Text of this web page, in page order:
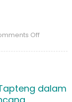
Offon
yang
dalam